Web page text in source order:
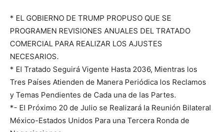
* EL GOBIERNO DE TRUMP PROPUSO QUE SE
PROGRAMEN REVISIONES ANUALES DEL TRATADO
COMERCIAL PARA REALIZAR LOS AJUSTES
NECESARIOS.
* El Tratado Seguirá Vigente Hasta 2036, Mientras los
Tres Países Atienden de Manera Periódica los Reclamos
y Temas Pendientes de Cada una de las Partes.
*- El Próximo 20 de Julio se Realizará la Reunión Bilateral
México-Estados Unidos Para una Tercera Ronda de